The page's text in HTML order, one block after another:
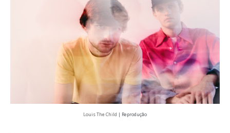
Louis The Child | Reprodução